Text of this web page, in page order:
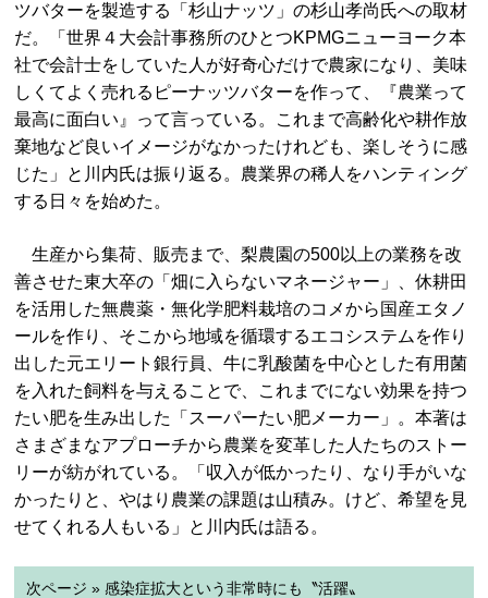
ツバターを製造する「杉山ナッツ」の杉山孝尚氏への取材
だ。「世界４大会計事務所のひとつKPMGニューヨーク本
社で会計士をしていた人が好奇心だけで農家になり、美味
しくてよく売れるピーナッツバターを作って、『農業って
最高に面白い』って言っている。これまで高齢化や耕作放
棄地など良いイメージがなかったけれども、楽しそうに感
じた」と川内氏は振り返る。農業界の稀人をハンティング
する日々を始めた。
生産から集荷、販売まで、梨農園の500以上の業務を改
善させた東大卒の「畑に入らないマネージャー」、休耕田
を活用した無農薬・無化学肥料栽培のコメから国産エタノ
ールを作り、そこから地域を循環するエコシステムを作り
出した元エリート銀行員、牛に乳酸菌を中心とした有用菌
を入れた飼料を与えることで、これまでにない効果を持つ
たい肥を生み出した「スーパーたい肥メーカー」。本著は
さまざまなアプローチから農業を変革した人たちのストー
リーが紡がれている。「収入が低かったり、なり手がいな
かったりと、やはり農業の課題は山積み。けど、希望を見
せてくれる人もいる」と川内氏は語る。
次ページ » 感染症拡大という非常時にも〝活躍〟